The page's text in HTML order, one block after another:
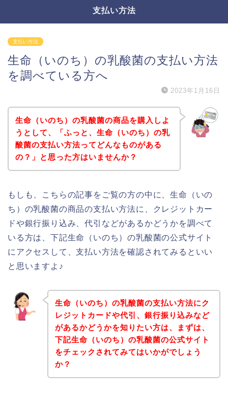
支払い方法
支払い方法
生命（いのち）の乳酸菌の支払い方法
を調べている方へ
2023年1月16日
生命（いのち）の乳酸菌の商品を購入しよ
うとして、「ふっと、生命（いのち）の乳
酸菌の支払い方法ってどんなものがある
の？」と思った方はいませんか？
もしも、こちらの記事をご覧の方の中に、生命（いの
ち）の乳酸菌の商品の支払い方法に、クレジットカー
ドや銀行振り込み、代引などがあるかどうかを調べて
いる方は、下記生命（いのち）の乳酸菌の公式サイト
にアクセスして、支払い方法を確認されてみるといい
と思いますよ♪
生命（いのち）の乳酸菌の支払い方法にク
レジットカードや代引、銀行振り込みなど
があるかどうかを知りたい方は、まずは、
下記生命（いのち）の乳酸菌の公式サイト
をチェックされてみてはいかがでしょう
か？